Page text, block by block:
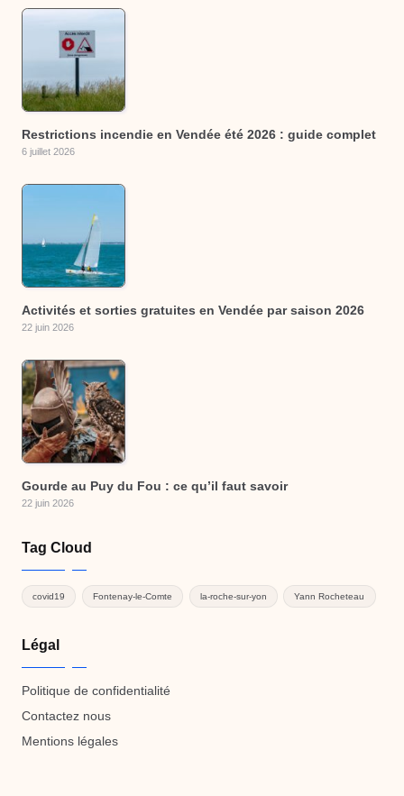
Restrictions incendie en Vendée été 2026 : guide complet
6 juillet 2026
Activités et sorties gratuites en Vendée par saison 2026
22 juin 2026
Gourde au Puy du Fou : ce qu’il faut savoir
22 juin 2026
Tag Cloud
covid19 Fontenay-le-Comte la-roche-sur-yon Yann Rocheteau
Légal
Politique de confidentialité
Contactez nous
Mentions légales